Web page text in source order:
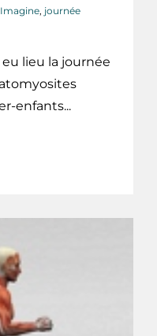
, journée
lieu la journée
enfants...